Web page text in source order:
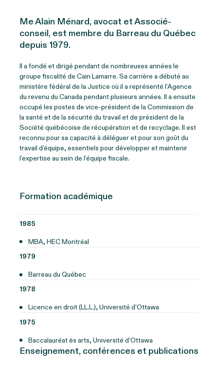
MeAlain Ménard, avocat et Associé-
conseil, est membre du Barreau du Québec
depuis 1979.
Il a fondé et dirigé pendant de nombreuses années le
groupe fiscalité de Cain Lamarre. Sa carrière a débuté au
ministère fédéral de la Justice où il a représenté l’Agence
du revenu du Canada pendant plusieurs années. Il a ensuite
occupé les postes de vice-président de la Commission de
la santé et de la sécurité du travail et de président de la
Société québécoise de récupération et de recyclage. Il est
reconnu pour sa capacité à déléguer et pour son goût du
travail d’équipe, essentiels pour développer et maintenir
l’expertise au sein de l’équipe fiscale.
Formation académique
1985
MBA, HEC Montréal
1979
Barreau du Québec
1978
Licence en droit (LL.L.), Université d'Ottawa
1975
Baccalauréat ès arts, Université d'Ottawa
Enseignement, conférences et publications